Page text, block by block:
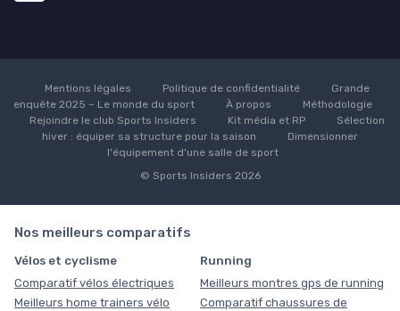
Mentions légales Politique de confidentialité
Grande
enquête 2025 – Le monde du sport
À propos
Méthodologie
Rejoindre le club Sports Insiders
Kit média et RP
Sélection
hiver : équiper sa structure pour la saison
Dimensionner
l'équipement d'une salle de sport
© Sports Insiders 2026
Nos meilleurs comparatifs
Vélos et cyclisme
Comparatif vélos électriques
Meilleurs home trainers vélo
Running
Meilleurs montres gps de running
Comparatif chaussures de